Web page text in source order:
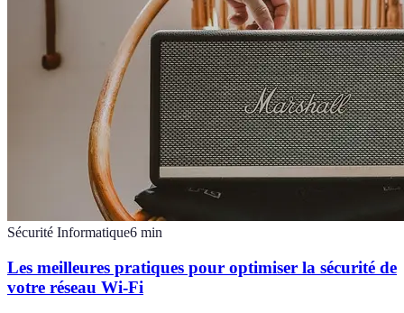
Sécurité Informatique6 min
Les meilleures pratiques pour optimiser la sécurité de
votre réseau Wi-Fi